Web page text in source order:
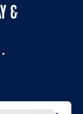
&
•